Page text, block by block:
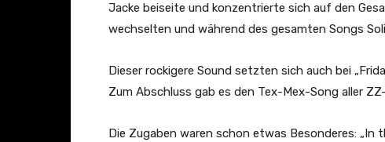
Jacke beiseite und konzentrierte sich auf den
wechselten und während des gesamten Songs
Dieser rockigere Sound setzten sich auch bei
Zum Abschluss gab es den Tex-Mex-Song aller ZZ-
Die Zugaben waren schon etwas Besonderes: